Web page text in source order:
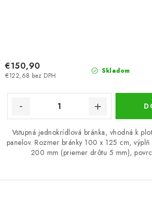
Skladom
€122,68 bez DPH
€150,90
Vstupná jednokrídlová bránka, vhodná k
panelov. Rozmer bránky 100 x 125 cm,
200 mm (priemer drôtu 5 mm),